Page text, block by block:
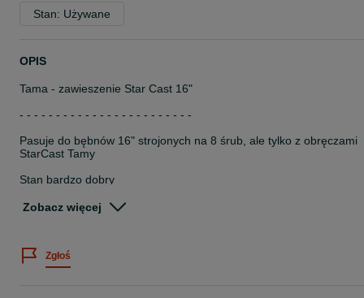
Stan: Używane
OPIS
Tama - zawieszenie Star Cast 16"
- - - - - - - - - - - - - - - - - - - - - - - -
Pasuje do bębnów 16" strojonych na 8 śrub, ale tylko z obręczami
StarCast Tamy
Stan bardzo dobry
- - - - - - - - - - - - - - - - - - - - - - - -
Zapraszam :)
Zobacz więcej
Zgłoś